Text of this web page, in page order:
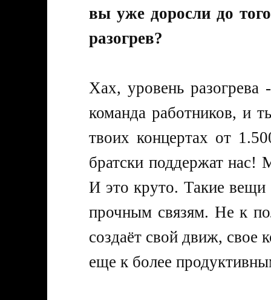
вы уже доросли до
разогрев?
Хах, уровень разогрева
команда работников, и
твоих концертах от
братски поддержат нас!
И это круто. Такие вещи
прочным связям. Не к
создаёт свой движ, свое
еще к более